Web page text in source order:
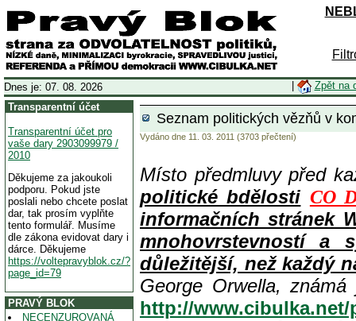
Dnes je: 07. 08. 2026
Zpět na
Transparentní účet
Transparentní účet pro
vaše dary 2903099979 /
2010
Děkujeme za jakoukoli
podporu. Pokud jste
poslali nebo chcete poslat
dar, tak prosím vyplňte
tento formulář. Musíme
dle zákona evidovat dary i
dárce. Děkujeme
https://voltepravyblok.cz/?
page_id=79
PRAVÝ BLOK
NECENZUROVANÁ
Seznam politických vězňů v
Vydáno dne 11. 03. 2011 (3703 přečtení)
Místo předmluvy před
politické bdělosti CO
informačních stránek
mnohovrstevností a
důležitější, než každý
George Orwella,
http://www.cibulka.net/